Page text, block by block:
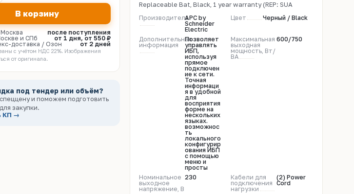
В корзину
после поступления
и СПб
от 1 дня, от 550 ₽
доставка / Озон
от 2 дней
с учётом НДС 22%. Изображения
от оригинала.
под тендер или объём?
и поможем подготовить
закупки.
КП →
Replaceable Bat, Black, 1 year warranty (REP: SUA
ПроизводительAPC by
Schneider
Electric
Цвет Черный / Black
Дополнительная
информация
Позволяет
управлять
ИБП,
используя
прямое
подключен
ие к сети.
Точная
информаци
я в удобной
для
восприятия
форме на
нескольких
языках.
возможнос
ть
локального
конфигурир
ования ИБП
с помощью
меню и
просты
Максимальная
выходная
мощность, Вт/
ВА
600/750
Номинальное
выходное
напряжение, В
230
Кабели для
подключения
нагрузки
(2) Power
Cord